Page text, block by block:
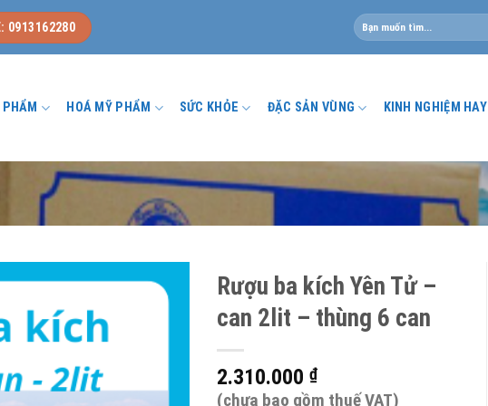
0913162280
Tìm
kiếm:
PHẨM HOÁ MỸ PHẨM SỨC KHỎE ĐẶC SẢN VÙNG KINH NGHIỆM HAY
Rượu ba kích Yên Tử –
can 2lit – thùng 6 can
2.310.000 ₫
(chưa bao gồm thuế VAT)